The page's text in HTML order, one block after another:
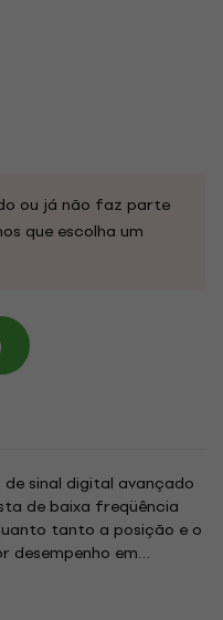
ou já não faz parte
que escolha um
de sinal digital avançado
de baixa freqüência
tanto a posição e o
desempenho em
seu irmão de tamanho
a estender a